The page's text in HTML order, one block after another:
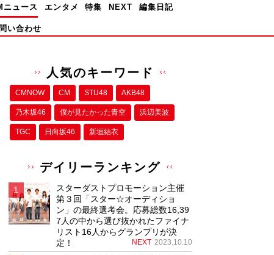
ニュース エンタメ 特集 NEXT 編集日記
い合わせ
人気のキーワード
CMNOW CM STU48 AKB48
乃木坂46 僕が⾒たかった⻘空 浜辺美波
TGC 日向坂46 新垣結衣
デイリーランキング
スターダストプロモーション主催
第３回「スター☆オーディショ
ン」の最終選考会。応募総数16,39
7人の中から選び抜かれたファイナ
リスト16人からグランプリが決
定！
NEXT 2023.10.10